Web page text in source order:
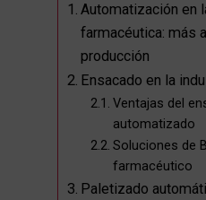
Automatización en
farmacéutica: más
producción
Ensacado en la
Ventajas del
automatizado
Soluciones de
farmacéutico
Paletizado